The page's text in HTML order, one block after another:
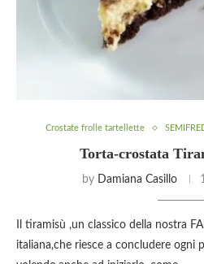
Crostate frolle tartellette
Torta-crostata
by Damiana Casillo
Il tiramisù ,un classico della nostra
italiana,che riesce a concludere ogni